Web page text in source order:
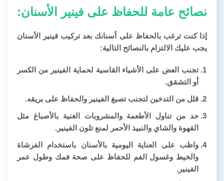
نصائح عامة للحفاظ على فينير الأسنان:
إذا كنت ترغب بالحفاظ على أسنانك بعد تركيب فينير الأسنان
يجب عليك الالتزام بالنصائح التالية:
تجنب العض على الأشياء القاسية لحماية الفينير من الكسر
أو التشقق.
قلل من التدخين لتجنب تصبغ الفينير والحفاظ على بريقه.
حد من تناول الأطعمة والمشروبات الغنية بالأصباغ مثل
القهوة والشاي والنبيذ الأحمر لمنع تلون الفينير.
واظب على العناية اليومية بالأسنان باستخدام الفرشاة
والخيط وغسول الفم للحفاظ على صحة فمك وطول عمر
الفينير.